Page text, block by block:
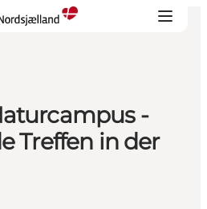
-
Treffen in der